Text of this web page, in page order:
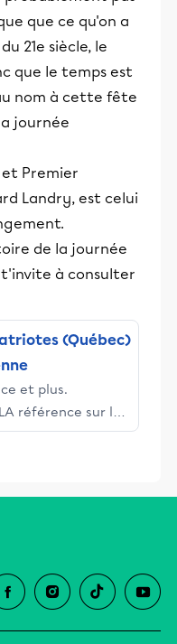
que ce qu'on a
21e siècle, le
que le temps est
nom à cette fête
journée
Premier
Landry, est celui
de la journée
à consulter
(Québec)
et plus.
référence sur le
et plus